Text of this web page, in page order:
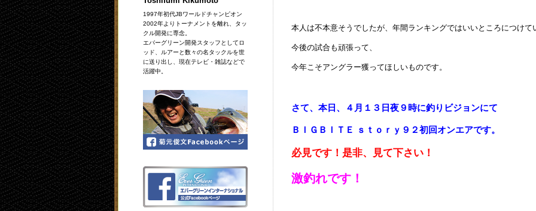
1997年初代JBワールドチャンピオン
2002年よりトーナメントを離れ、タッ
クル開発に専念。
エバーグリーン開発スタッフとしてロ
ッド、ルアーと数々の名タックルを世
に送り出し、現在テレビ・雑誌などで
活躍中。
本人は不本意そうでしたが、年間ランキングではいいところにつけて
今後の試合も頑張って、
今年こそアングラー獲ってほしいものです。
さて、本日、４月１３日夜９時に釣りビジョンにて
ＢＩＧＢＩＴＥ ｓｔｏｒｙ９２初回オンエアです。
必見です！是非、見て下さい！
激釣れです！